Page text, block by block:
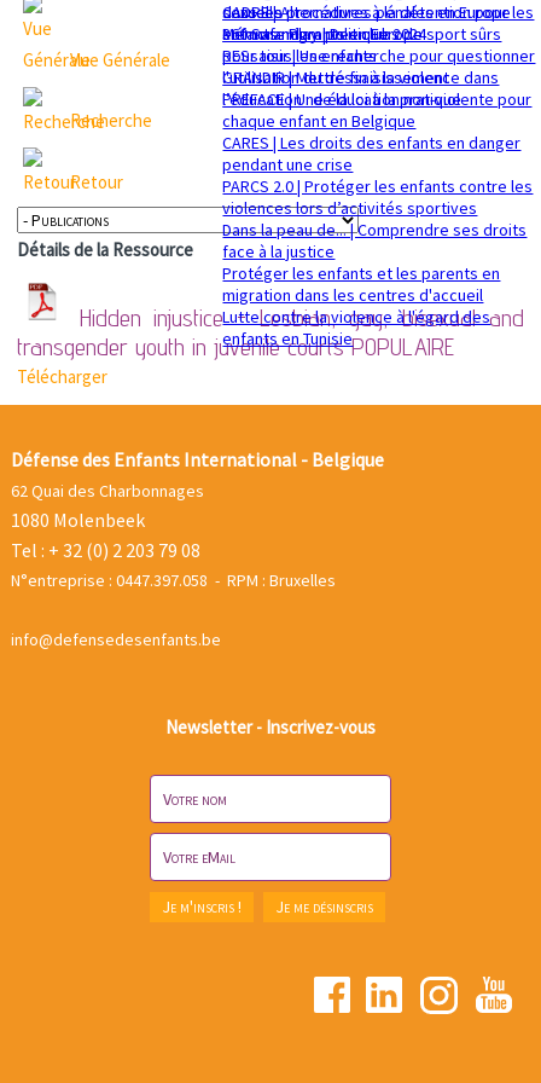
sexuelle
Mémorandum politique 2024
dans les procédures pénales en Europe
360 Safe Play | Des clubs de sport sûrs
pour tous les enfants
GRANDIR | Mettre fin à la violence dans
l’éducation : de la loi à la pratique
CADRE | Alternatives à la détention pour les
enfants migrants en Europe
RESsaisir | Une recherche pour questionner
l'utilisation du déssaisissement
PREFACE | Une éducation non-violente pour
chaque enfant en Belgique
CARES | Les droits des enfants en danger
pendant une crise
PARCS 2.0 | Protéger les enfants contre les
violences lors d’activités sportives
Dans la peau de... | Comprendre ses droits
face à la justice
Protéger les enfants et les parents en
migration dans les centres d'accueil
Lutte contre la violence à l'égard des
enfants en Tunisie
Vue Générale
Recherche
Retour
Détails de la Ressource
Hidden injustice - Lesbian, gay, bisexual and
transgender youth in juvenile courtsPOPULAIRE
Télécharger
Défense des Enfants International - Belgique
62 Quai des Charbonnages
1080 Molenbeek
Tel : + 32 (0) 2 203 79 08
N°entreprise : 0447.397.058 - RPM : Bruxelles
info@defensedesenfants.be
Newsletter - Inscrivez-vous